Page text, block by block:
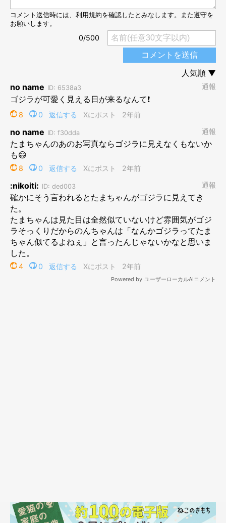
『どうだった？』と興奮気味に聞いた私に返ってきた言葉。
たまちゃんに似てる？？
た…確かに！！！ 言われてみるとちょっとお顔が似ている…気
がする…
（ちょっと待って映画の感想は…？？）
よく、猫っぽくないと言われがちなたまちゃん。